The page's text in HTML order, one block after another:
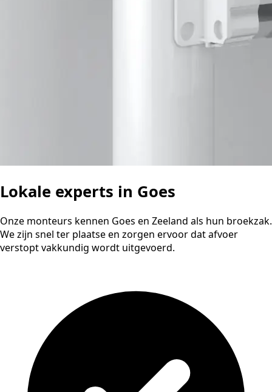
Lokale experts in Goes
Onze monteurs kennen Goes en Zeeland als hun broekzak.
We zijn snel ter plaatse en zorgen ervoor dat afvoer
verstopt vakkundig wordt uitgevoerd.